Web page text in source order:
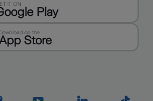
IT ON
Play
Download on the
Store